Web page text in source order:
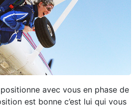
avec vous en phase de
est bonne c’est lui qui vous